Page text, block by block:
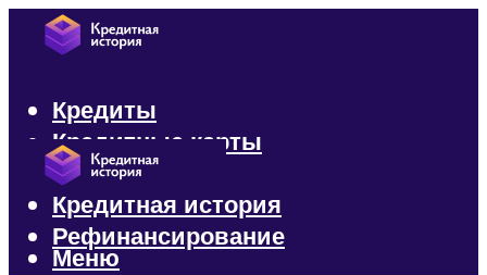
Кредиты
Кредитные карты
Микрозаймы
Кредитная история
Рефинансирование
Меню